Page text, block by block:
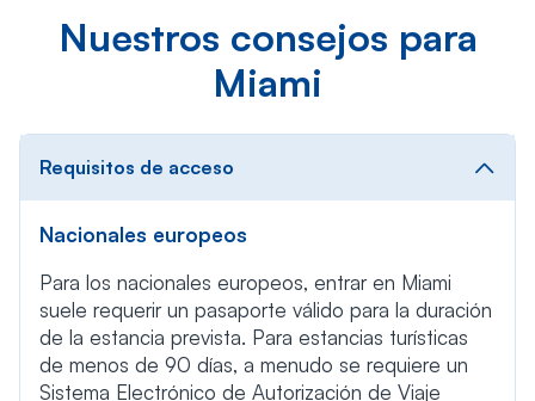
Nuestros consejos para
Miami
Requisitos de acceso
Nacionales europeos
Para los nacionales europeos, entrar en Miami
suele requerir un pasaporte válido para la duración
de la estancia prevista. Para estancias turísticas
de menos de 90 días, a menudo se requiere un
Sistema Electrónico de Autorización de Viaje